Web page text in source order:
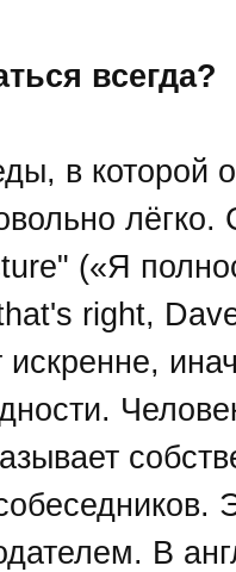
всегда?
в которой
(«Я
right,
искренне,
В